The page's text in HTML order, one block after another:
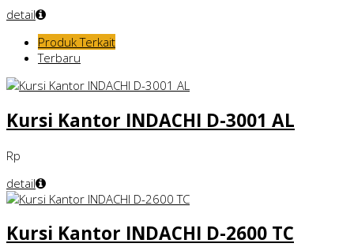
detail
Produk Terkait
Terbaru
Kursi Kantor INDACHI D-3001 AL
Rp
detail
Kursi Kantor INDACHI D-2600 TC